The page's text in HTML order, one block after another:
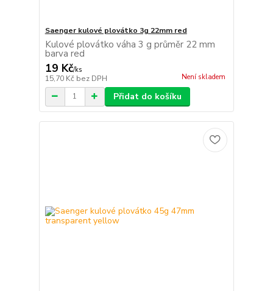
Saenger kulové plovátko 3g 22mm red
Kulové plovátko váha 3 g průměr 22 mm
barva red
19 Kč/ks
15,70 Kč bez DPH Není skladem
Přidat do košíku